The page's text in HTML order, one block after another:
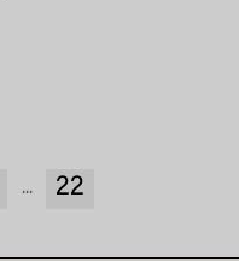
... 22